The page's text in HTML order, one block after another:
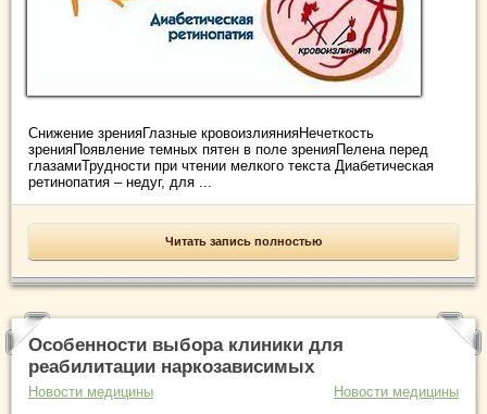
Снижение зренияГлазные кровоизлиянияНечеткость
зренияПоявление темных пятен в поле зренияПелена перед
глазамиТрудности при чтении мелкого текста Диабетическая
ретинопатия – недуг, для ...
Читать запись полностью
Особенности выбора клиники для
реабилитации наркозависимых
Новости медицины Новости медицины